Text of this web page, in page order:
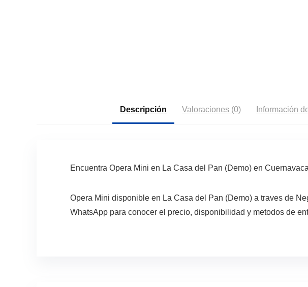
Descripción Valoraciones (0) Información
Encuentra Opera Mini en La Casa del Pan (Demo) en
Opera Mini disponible en La Casa del Pan (Demo) a traves de
WhatsApp para conocer el precio, disponibilidad y metodos de